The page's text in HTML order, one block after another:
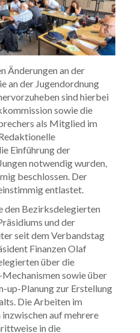
Änderungen an der
an der Jugendordnung
sind hierbei
sowie die
als Mitglied im
Einführung der
notwendig wurden,
beschlossen. Der
entlastet.
den Bezirksdelegierten
und der
seit dem Verbandstag
Finanzen Olaf
über die
sowie über
up-Planung zur Erstellung
Die Arbeiten im
auf mehrere
in die